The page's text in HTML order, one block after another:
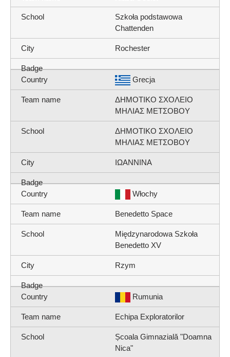
Szkoła podstawowa
Chattenden
Rochester
Grecja
ΔΗΜΟΤΙΚΟ ΣΧΟΛΕΙΟ
ΜΗΛΙΑΣ ΜΕΤΣΟΒΟΥ
ΔΗΜΟΤΙΚΟ ΣΧΟΛΕΙΟ
ΜΗΛΙΑΣ ΜΕΤΣΟΒΟΥ
ΙΩΑΝΝΙΝΑ
Włochy
Benedetto Space
Międzynarodowa Szkoła
Benedetto XV
Rzym
Rumunia
Echipa Exploratorilor
Școala Gimnazială "Doamna
Nica"